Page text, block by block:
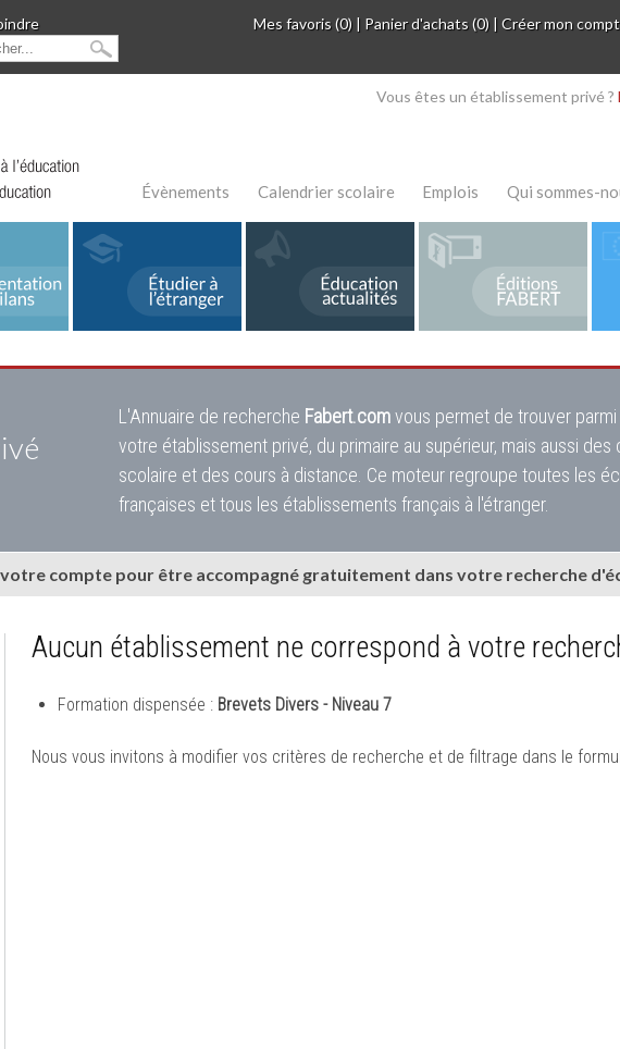
Mes favoris (0) | Panier d'achats (0) |Créer mon
Vous êtes un établissement privé ?
Évènements Calendrier scolaire Emplois Qui sommes-
L'Annuaire de recherche Fabert.comvous permet de trouver parmi
votre établissement privé, du primaire au supérieur, mais aussi des
scolaire et des cours à distance. Ce moteur regroupe toutes les
françaises et tous les établissements français à l'étranger.
compte pour être accompagné gratuitement dans votre recherche
Aucun établissement ne correspond à votre
Formation dispensée : Brevets Divers - Niveau 7
Nous vous invitons à modifier vos critères de recherche et de filtrage dans le